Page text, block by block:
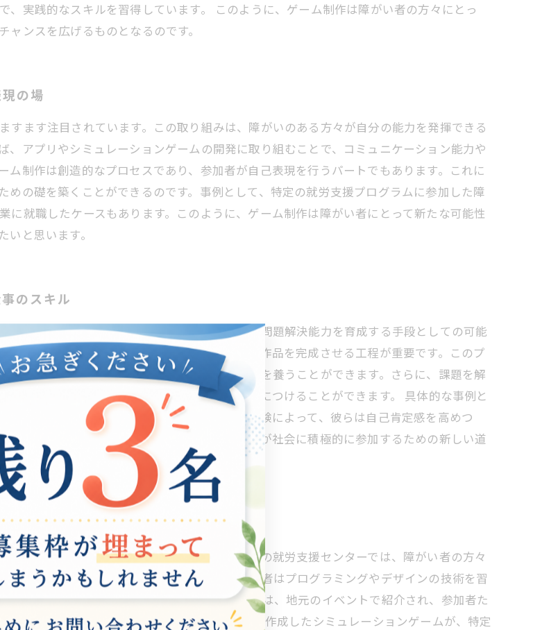
実践的なスキルを習得しています。 このように、ゲーム制作は障がい者の方々にとっ
ンスを広げるものとなるのです。
の場
ます注目されています。この取り組みは、障がいのある方々が自分の能力を発揮できる
アプリやシミュレーションゲームの開発に取り組むことで、コミュニケーション能力や
制作は創造的なプロセスであり、参加者が自己表現を行うパートでもあります。これに
の礎を築くことができるのです。事例として、特定の就労支援プログラムに参加した障
就職したケースもあります。このように、ゲーム制作は障がい者にとって新たな可能性
と思います。
のスキル
が注目を集めています。特に、チームワークや問題解決能力を育成する手段としての可能
し合いながらアイデアを出し合い、最終的な作品を完成させる工程が重要です。このプ
者は自然と協力し合い、自分の意見を伝える力を養うことができます。さらに、課題を解
れにより、実際の職場でも役立つスキルを身につけることができます。 具体的な事例と
模なゲームを制作する活動があります。この体験によって、彼らは自己肯定感を高めつ
作は、創造性と技術を掛け合わせ、障がい者が社会に積極的に参加するための新しい道
成果
の成功事例が存在します。例えば、ある地域の就労支援センターでは、障がい者の方々
上げました。このプロジェクトを通じて、参加者はプログラミングやデザインの技術を習
向上させることができました。完成したゲームは、地元のイベントで紹介され、参加者た
を感じました。 また、別の例では、障がい者が作成したシミュレーションゲームが、特定